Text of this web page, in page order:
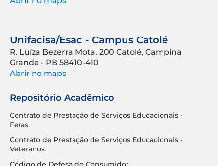
Unifacisa/Esac - Campus Catolé
R. Luíza Bezerra Mota, 200 Catolé, Campina
Grande - PB 58410-410
Abrir no maps
Repositório Acadêmico
Contrato de Prestação de Serviços Educacionais -
Feras
Contrato de Prestação de Serviços Educacionais -
Veteranos
Código de Defesa do Consumidor